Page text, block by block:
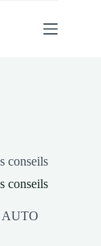
conseils
conseils
AUTO